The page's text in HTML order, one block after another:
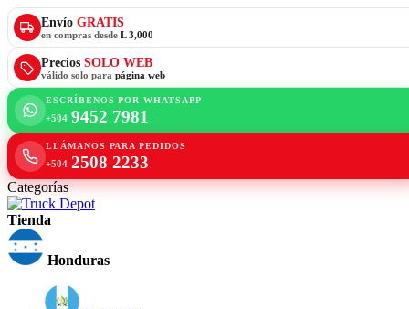
Envío GRATIS
en compras desde L 3,000
Precios SOLO WEB
válido solo para página web
ESCRÍBENOS POR WHATSAPP
+504 9452 7981
LLÁMANOS PARA PEDIDOS
+504 2508 2233
Categorías
Tienda
Honduras